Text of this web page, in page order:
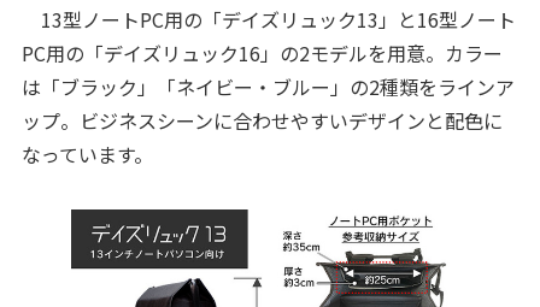
13型ノートPC用の「デイズリュック13」と16型ノート
PC用の「デイズリュック16」の2モデルを用意。カラー
は「ブラック」「ネイビー・ブルー」の2種類をラインア
ップ。ビジネスシーンに合わせやすいデザインと配色に
なっています。